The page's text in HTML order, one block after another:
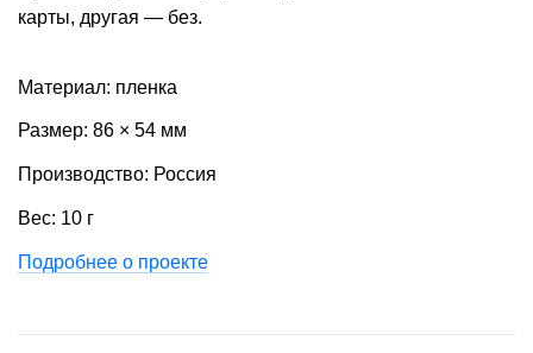
карты, другая — без.
Материал: пленка
Размер: 86 × 54 мм
Производство: Россия
Вес: 10 г
Подробнее о проекте